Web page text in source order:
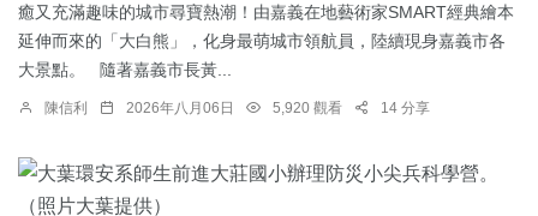
癒又充滿趣味的城市尋寶熱潮！由嘉義在地藝術家SMART經典繪本
延伸而來的「大白熊」，化身最萌城市領航員，陸續現身嘉義市各
大景點。 隨著嘉義市長黃...
陳信利 2026年八月06日 5,920 觀看 14 分享